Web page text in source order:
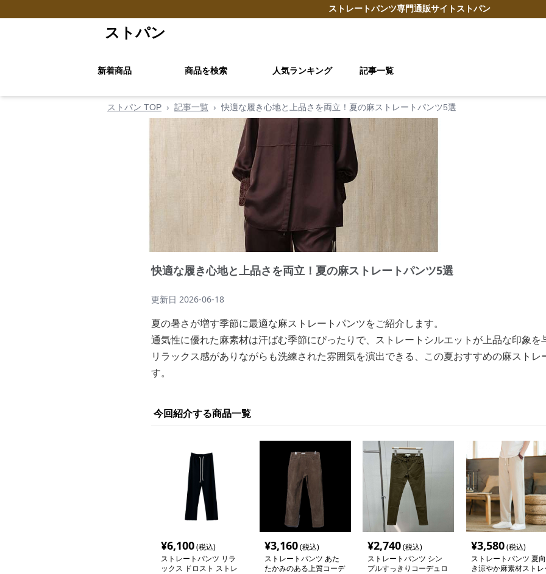
ストレートパンツ専門通販サイト ストパン
ストパン
新着商品 商品を検索 人気ランキング 記事一覧
ストパン TOP › 記事一覧 › 快適な履き心地と上品さを両立！夏の麻ストレートパンツ5選
快適な履き心地と上品さを両立！夏の麻ストレートパンツ5選
更新日 2026-06-18
夏の暑さが増す季節に最適な麻ストレートパンツをご紹介します。
通気性に優れた麻素材は汗ばむ季節にぴったりで、ストレートシルエットが上品な印象を
リラックス感がありながらも洗練された雰囲気を演出できる、この夏おすすめの麻スト
す。
今回紹介する商品一覧
¥6,100(税込)
ストレートパンツ リラ
ックス ドロスト ストレ
¥3,160(税込)
ストレートパンツ あた
たかみのある上質コーデ
¥2,740(税込)
ストレートパンツ シン
プルすっきりコーデュロ
¥3,580(税込)
ストレートパンツ 夏向
き涼やか麻素材ストレ